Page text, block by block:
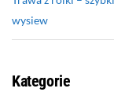
wysiew
Kategorie